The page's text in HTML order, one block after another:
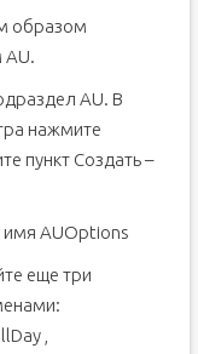
образом
AU.
AU. В
нажмите
пункт Создать –
имя AUOptions
еще три
,